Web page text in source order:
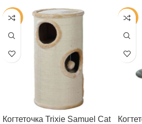
-20%
Когтеточка Trixie Samuel Cat
-20%